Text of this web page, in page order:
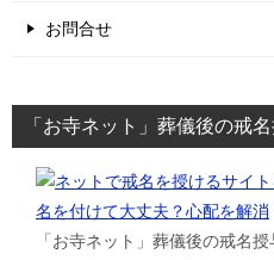
お問合せ
「お寺ネット」葬儀後の戒
「お寺ネット」葬儀後の戒名